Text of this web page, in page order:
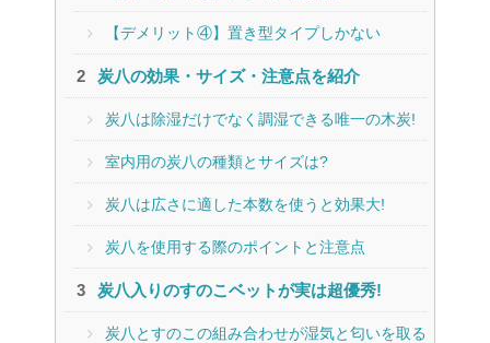
【デメリット④】置き型タイプしかない
炭八の効果・サイズ・注意点を紹介
炭八は除湿だけでなく調湿できる唯一の木炭!
室内用の炭八の種類とサイズは?
炭八は広さに適した本数を使うと効果大!
炭八を使用する際のポイントと注意点
炭八入りのすのこベットが実は超優秀!
炭八とすのこの組み合わせが湿気と匂いを取る